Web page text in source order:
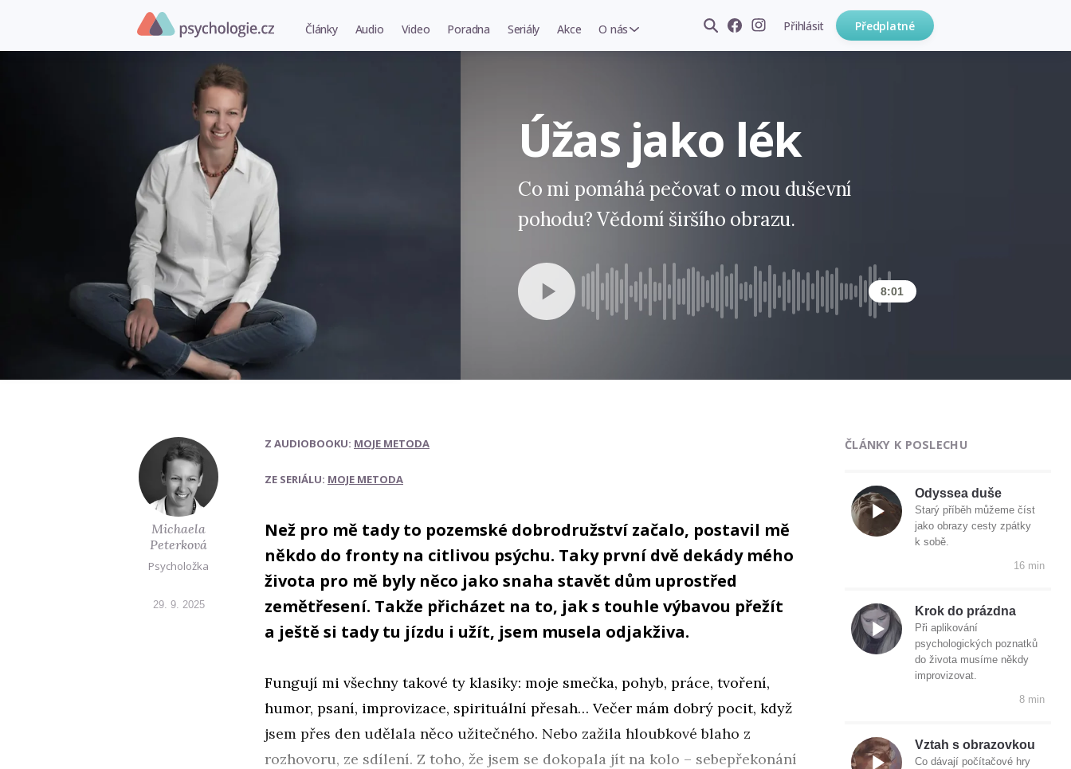
Články Audio Video Poradna Seriály Akce O nás Přihlásit Předplatné
Úžas jako lék
Co mi pomáhá pečovat o mou duševní
pohodu? Vědomí širšího obrazu.
8:01
Michaela
Peterková
Psycholožka
29. 9. 2025
Z AUDIOBOOKU: MOJE METODA
ZE SERIÁLU: MOJE METODA
Než pro mě tady to pozemské dobrodružství začalo, postavil mě
někdo do fronty na citlivou psýchu. Taky první dvě dekády mého
života pro mě byly něco jako snaha stavět dům uprostřed
zemětřesení. Takže přicházet na to, jak s touhle výbavou přežít
a ještě si tady tu jízdu i užít, jsem musela odjakživa.
Fungují mi všechny takové ty klasiky: moje smečka, pohyb, práce, tvoření,
humor, psaní, improvizace, spirituální přesah… Večer mám dobrý pocit, když
jsem přes den udělala něco užitečného. Nebo zažila hloubkové blaho z
rozhovoru, ze sdílení. Z toho, že jsem se dokopala jít na kolo – sebepřekonání
ČLÁNKY K POSLECHU
Odyssea duše
Starý příběh můžeme číst
jako obrazy cesty zpátky
k sobě.
16 min
Krok do prázdna
Při aplikování
psychologických poznatků
do života musíme někdy
improvizovat.
8 min
Vztah s obrazovkou
Co dávají počítačové hry